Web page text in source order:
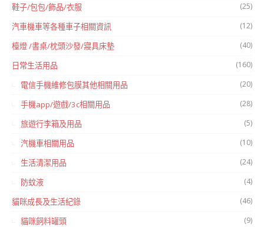
鞋子/包包/飾品/衣服 (25)
汽車機車等各種車子相關資訊 (12)
檯燈 /書桌/枕頭沙發/寢具床墊 (40)
日常生活用品 (160)
電信手機維修包膜其他相關用品 (20)
手機app/遊戲/3c相關用品 (28)
旅遊行李箱及用品 (5)
汽機車相關用品 (10)
生活清潔用品 (24)
防蚊液 (4)
貓咪成長及生活紀錄 (46)
貓咪飼料罐頭 (9)